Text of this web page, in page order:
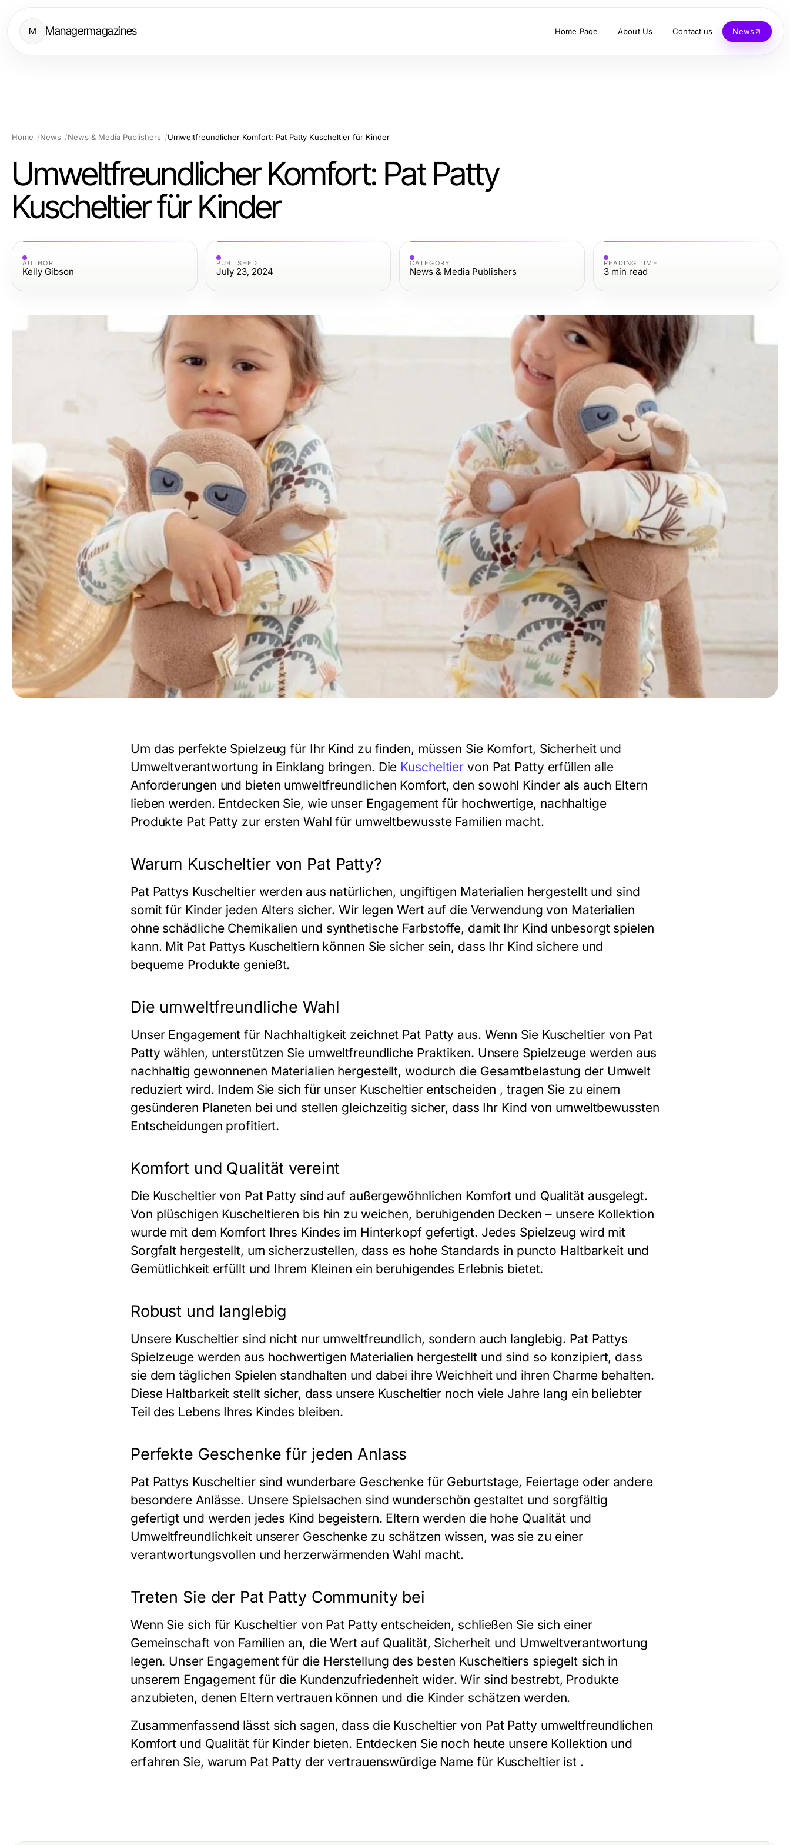
M Managermagazines Home Page About Us Contact us News
Home News News & Media Publishers Umweltfreundlicher Komfort: Pat Patty Kuscheltier für Kinder
Umweltfreundlicher Komfort: Pat Patty
Kuscheltier für Kinder
AUTHOR
Kelly Gibson
PUBLISHED
July 23, 2024
CATEGORY
News & Media Publishers
READING TIME
3 min read
Um das perfekte Spielzeug für Ihr Kind zu finden, müssen Sie Komfort, Sicherheit und
Umweltverantwortung in Einklang bringen. Die Kuscheltier von Pat Patty erfüllen alle
Anforderungen und bieten umweltfreundlichen Komfort, den sowohl Kinder als auch Eltern
lieben werden. Entdecken Sie, wie unser Engagement für hochwertige, nachhaltige
Produkte Pat Patty zur ersten Wahl für umweltbewusste Familien macht.
Warum Kuscheltier von Pat Patty?
Pat Pattys Kuscheltierwerden aus natürlichen, ungiftigen Materialien hergestellt und sind
somit für Kinder jeden Alters sicher. Wir legen Wert auf die Verwendung von Materialien
ohne schädliche Chemikalien und synthetische Farbstoffe, damit Ihr Kind unbesorgt spielen
kann. Mit Pat Pattys Kuscheltiern können Sie sicher sein, dass Ihr Kind sichere und
bequeme Produkte genießt.
Die umweltfreundliche Wahl
Unser Engagement für Nachhaltigkeit zeichnet Pat Patty aus. Wenn Sie Kuscheltiervon Pat
Patty wählen, unterstützen Sie umweltfreundliche Praktiken. Unsere Spielzeuge werden aus
nachhaltig gewonnenen Materialien hergestellt, wodurch die Gesamtbelastung der Umwelt
reduziert wird. Indem Sie sich für unser Kuscheltierentscheiden , tragen Sie zu einem
gesünderen Planeten bei und stellen gleichzeitig sicher, dass Ihr Kind von umweltbewussten
Entscheidungen profitiert.
Komfort und Qualität vereint
Die Kuscheltiervon Pat Patty sind auf außergewöhnlichen Komfort und Qualität ausgelegt.
Von plüschigen Kuscheltieren bis hin zu weichen, beruhigenden Decken – unsere Kollektion
wurde mit dem Komfort Ihres Kindes im Hinterkopf gefertigt. Jedes Spielzeug wird mit
Sorgfalt hergestellt, um sicherzustellen, dass es hohe Standards in puncto Haltbarkeit und
Gemütlichkeit erfüllt und Ihrem Kleinen ein beruhigendes Erlebnis bietet.
Robust und langlebig
Unsere Kuscheltier sind nicht nur umweltfreundlich, sondern auch langlebig. Pat Pattys
Spielzeuge werden aus hochwertigen Materialien hergestellt und sind so konzipiert, dass
sie dem täglichen Spielen standhalten und dabei ihre Weichheit und ihren Charme behalten.
Diese Haltbarkeit stellt sicher, dass unsere Kuscheltier noch viele Jahre lang ein beliebter
Teil des Lebens Ihres Kindes bleiben.
Perfekte Geschenke für jeden Anlass
Pat Pattys Kuscheltiersind wunderbare Geschenke für Geburtstage, Feiertage oder andere
besondere Anlässe. Unsere Spielsachen sind wunderschön gestaltet und sorgfältig
gefertigt und werden jedes Kind begeistern. Eltern werden die hohe Qualität und
Umweltfreundlichkeit unserer Geschenke zu schätzen wissen, was sie zu einer
verantwortungsvollen und herzerwärmenden Wahl macht.
Treten Sie der Pat Patty Community bei
Wenn Sie sich für Kuscheltiervon Pat Patty entscheiden, schließen Sie sich einer
Gemeinschaft von Familien an, die Wert auf Qualität, Sicherheit und Umweltverantwortung
legen. Unser Engagement für die Herstellung des besten Kuscheltiers spiegelt sich in
unserem Engagement für die Kundenzufriedenheit wider. Wir sind bestrebt, Produkte
anzubieten, denen Eltern vertrauen können und die Kinder schätzen werden.
Zusammenfassend lässt sich sagen, dass die Kuscheltier von Pat Patty umweltfreundlichen
Komfort und Qualität für Kinder bieten. Entdecken Sie noch heute unsere Kollektion und
erfahren Sie, warum Pat Patty der vertrauenswürdige Name für Kuscheltierist .